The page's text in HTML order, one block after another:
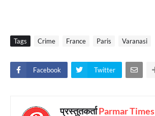
Tags Crime France Paris Varanasi
Facebook Twitter
प्रस्तुतकर्ताParmar Times